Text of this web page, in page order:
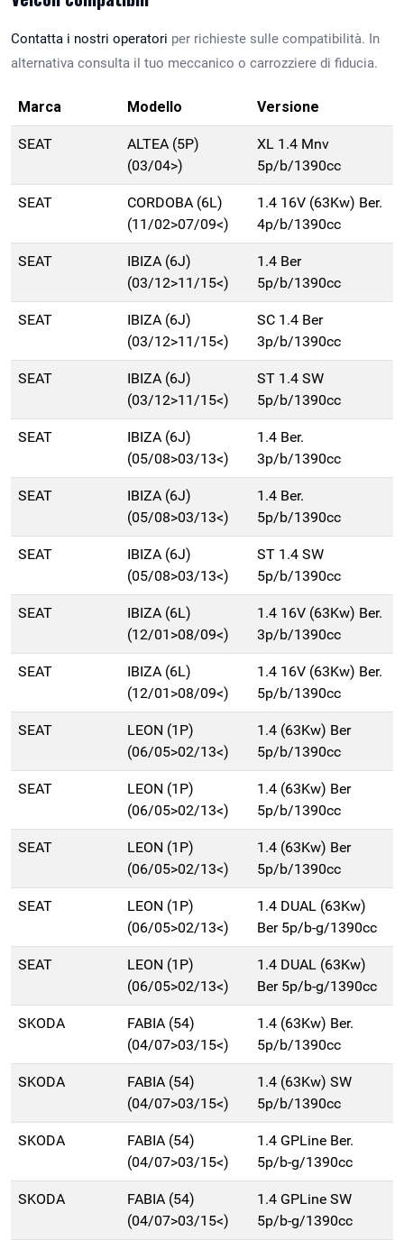
Contatta i nostri operatori per richieste sulle compatibilità. In
alternativa consulta il tuo meccanico o carrozziere di fiducia.
Marca Modello Versione
SEAT
ALTEA (5P)
(03/04>)
XL 1.4 Mnv
5p/b/1390cc
SEAT
CORDOBA (6L)
(11/02>07/09<)
1.4 16V (63Kw) Ber.
4p/b/1390cc
SEAT
IBIZA (6J)
(03/12>11/15<)
1.4 Ber
5p/b/1390cc
SEAT
IBIZA (6J)
(03/12>11/15<)
SC 1.4 Ber
3p/b/1390cc
SEAT
IBIZA (6J)
(03/12>11/15<)
ST 1.4 SW
5p/b/1390cc
SEAT
IBIZA (6J)
(05/08>03/13<)
1.4 Ber.
3p/b/1390cc
SEAT
IBIZA (6J)
(05/08>03/13<)
1.4 Ber.
5p/b/1390cc
SEAT
IBIZA (6J)
(05/08>03/13<)
ST 1.4 SW
5p/b/1390cc
SEAT
IBIZA (6L)
(12/01>08/09<)
1.4 16V (63Kw) Ber.
3p/b/1390cc
SEAT
IBIZA (6L)
(12/01>08/09<)
1.4 16V (63Kw) Ber.
5p/b/1390cc
SEAT
LEON (1P)
(06/05>02/13<)
1.4 (63Kw) Ber
5p/b/1390cc
SEAT
LEON (1P)
(06/05>02/13<)
1.4 (63Kw) Ber
5p/b/1390cc
SEAT
LEON (1P)
(06/05>02/13<)
1.4 (63Kw) Ber
5p/b/1390cc
SEAT
LEON (1P)
(06/05>02/13<)
1.4 DUAL (63Kw)
Ber 5p/b-g/1390cc
SEAT
LEON (1P)
(06/05>02/13<)
1.4 DUAL (63Kw)
Ber 5p/b-g/1390cc
SKODA
FABIA (54)
(04/07>03/15<)
1.4 (63Kw) Ber.
5p/b/1390cc
SKODA
FABIA (54)
(04/07>03/15<)
1.4 (63Kw) SW
5p/b/1390cc
SKODA
FABIA (54)
(04/07>03/15<)
1.4 GPLine Ber.
5p/b-g/1390cc
SKODA
FABIA (54)
(04/07>03/15<)
1.4 GPLine SW
5p/b-g/1390cc